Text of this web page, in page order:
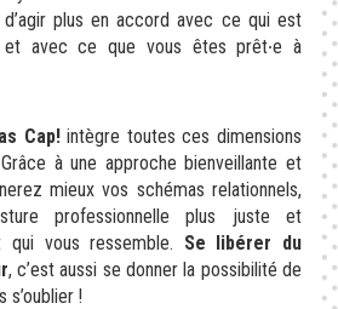
plus en accord avec ce qui est
et avec ce que vous êtes prêt∙e à
Cap!intègre toutes ces dimensions
à une approche bienveillante et
mieux vos schémas relationnels,
professionnelle plus juste et
vous ressemble. Se libérer du
, c’est aussi se donner la possibilité de
s’oublier !